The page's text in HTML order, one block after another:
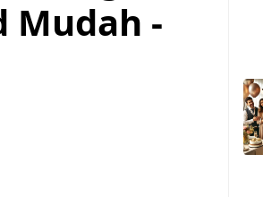
Mudah -